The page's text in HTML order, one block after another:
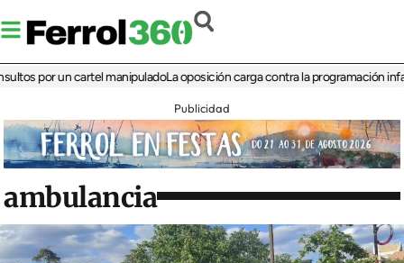
un cartel manipuladoLa oposición carga contra la programación infantil de
Publicidad
ambulancia